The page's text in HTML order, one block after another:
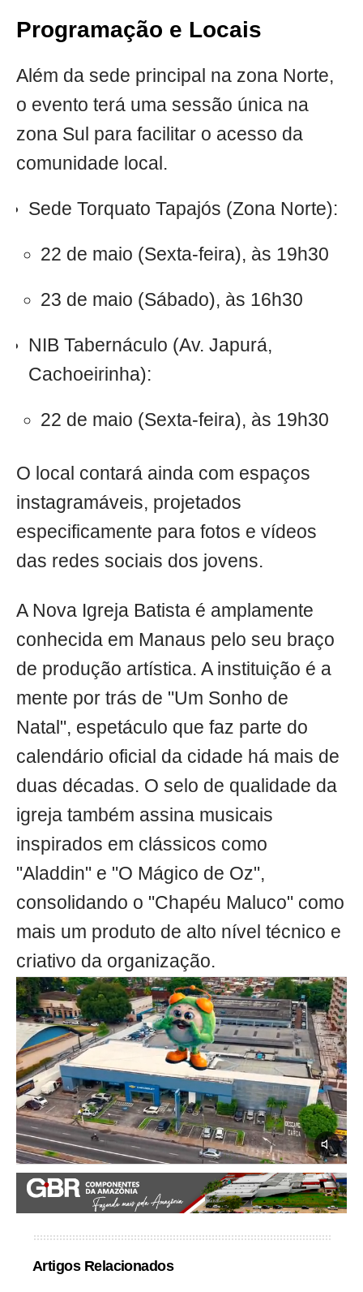
Programação e Locais
Além da sede principal na zona Norte,
o evento terá uma sessão única na
zona Sul para facilitar o acesso da
comunidade local.
Sede Torquato Tapajós (Zona Norte):
22 de maio (Sexta-feira), às 19h30
23 de maio (Sábado), às 16h30
NIB Tabernáculo (Av. Japurá,
Cachoeirinha):
22 de maio (Sexta-feira), às 19h30
O local contará ainda com espaços
instagramáveis, projetados
especificamente para fotos e vídeos
das redes sociais dos jovens.
A Nova Igreja Batista é amplamente
conhecida em Manaus pelo seu braço
de produção artística. A instituição é a
mente por trás de "Um Sonho de
Natal", espetáculo que faz parte do
calendário oficial da cidade há mais de
duas décadas. O selo de qualidade da
igreja também assina musicais
inspirados em clássicos como
"Aladdin" e "O Mágico de Oz",
consolidando o "Chapéu Maluco" como
mais um produto de alto nível técnico e
criativo da organização.
Artigos Relacionados